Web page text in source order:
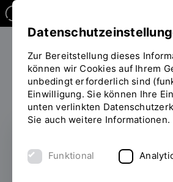
Sie
befinden
sich
auf
Seite
"Detailansicht"
Forschen
ERFOLGREICH
Zur Bereitstellung dieses
können wir Cookies auf Ihrem
unbedingt erforderlich sind
Einwilligung. Sie können Ihre
unten verlinkten
Sie auch weitere Informationen.
Funktional